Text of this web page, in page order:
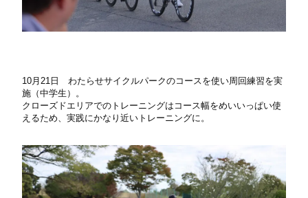
10 月 21 日 わたらせサイクルパークのコースを使い周回練習を実
施（中学生）。
クローズドエリアでのトレーニングはコース幅をめいいっぱい使
えるため、実践にかなり近いトレーニングに。